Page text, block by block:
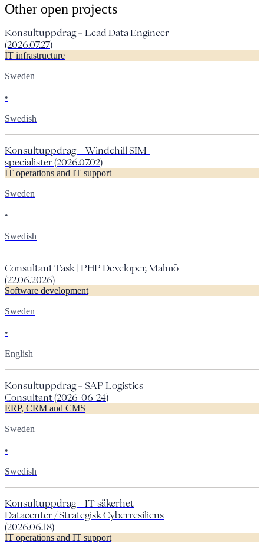
Other open projects
Konsultuppdrag – Lead Data Engineer
(2026.07.27)
IT infrastructure
Sweden
•
Swedish
Konsultuppdrag – Windchill SIM-
specialister (2026.07.02)
IT operations and IT support
Sweden
•
Swedish
Consultant Task | PHP Developer, Malmö
(22.06.2026)
Software development
Sweden
•
English
Konsultuppdrag – SAP Logistics
Consultant (2026-06-24)
ERP, CRM and CMS
Sweden
•
Swedish
Konsultuppdrag – IT-säkerhet
Datacenter / Strategisk Cyberresiliens
(2026.06.18)
IT operations and IT support